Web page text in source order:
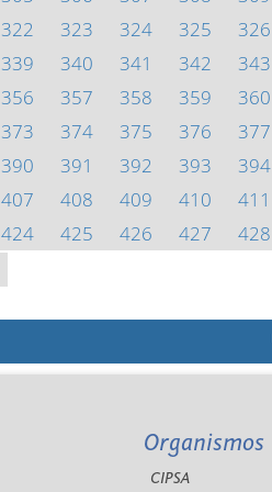
322 323 324 325
326
339 340 341 342
343
356 357 358 359
360
373 374 375 376
377
390 391 392 393
394
407 408 409 410
411
424 425 426 427
428
Organismos
CIPSA